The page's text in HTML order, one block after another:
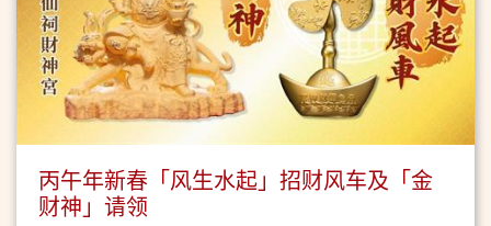
丙午年新春「风生水起」招财风车及「金
财神」请领